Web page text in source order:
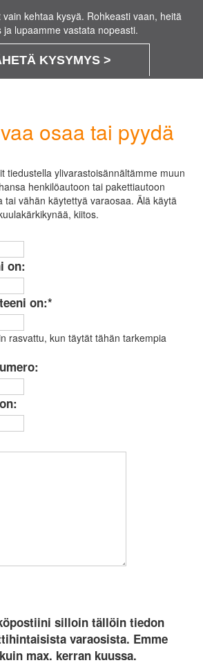
kehtaa kysyä. Rohkeasti vaan, heitä
ja lupaamme vastata nopeasti.
KYSYMYS >
osaa tai pyydä
tiedustella ylivarastoisännältämme muun
henkilöautoon tai pakettiautoon
tai vähän käytettyä varaosaa. Älä käytä
kiitos.
on:
on:*
rasvattu, kun täytät tähän tarkempia
silloin tällöin tiedon
varaosista. Emme
max. kerran kuussa.